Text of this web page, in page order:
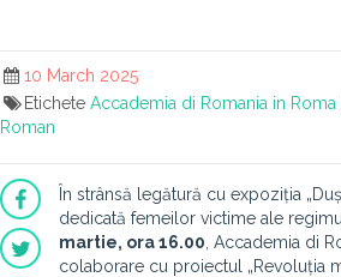
10 March 2025
Etichete Accademia di Romania in Roma
Roman
În strânsă legătură cu expoziția
dedicată femeilor victime ale
martie, ora 16.00 , Accademia di
colaborare cu proiectul „Revoluția